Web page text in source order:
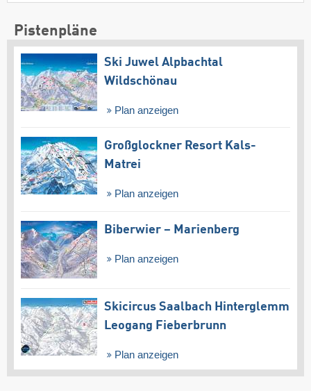
Pistenpläne
Ski Juwel Alpbachtal
Wildschönau
Plan anzeigen
Großglockner Resort Kals-
Matrei
Plan anzeigen
Biberwier – Marienberg
Plan anzeigen
Skicircus Saalbach Hinterglemm
Leogang Fieberbrunn
Plan anzeigen